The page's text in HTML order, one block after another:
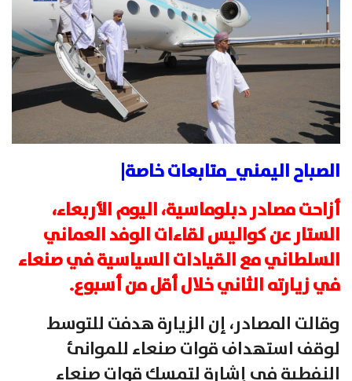
الصباح اليمني_متابعات خاصة|
أزاحت مصادر دبلوماسية، اليوم الأربعاء،
الستار عن كواليس لقاءات الوفد العماني
السلطاني مع القيادات السياسية في صنعاء
في زيارته الثاني خلال أقل من أسبوع.
وقالت المصادر، إن الزيارة هدفت للتوسط
لوقف استهداف قوات صنعاء للموانئ
النفطية في إشارة لتمسك قوات صنعاء